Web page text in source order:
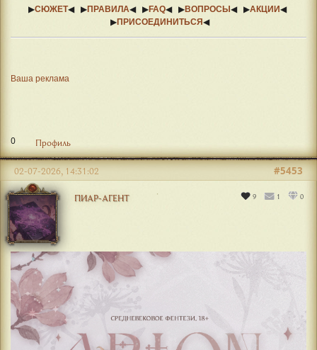
▶СЮЖЕТ◀ ▶ПРАВИЛА◀ ▶FAQ◀ ▶ВОПРОСЫ ◀ ▶АКЦИИ◀
▶ПРИСОЕДИНИТЬСЯ ◀
Ваша реклама
0 Профиль
ПИАР-АГЕНТ 9 1 0
#5453
02-07-2026, 14:31:02